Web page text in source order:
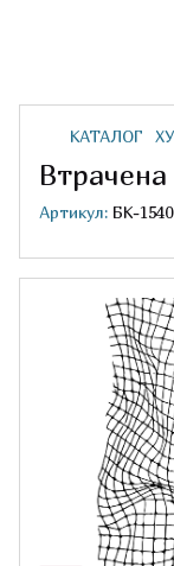
КАТАЛОГ
Артикул: БК-1540